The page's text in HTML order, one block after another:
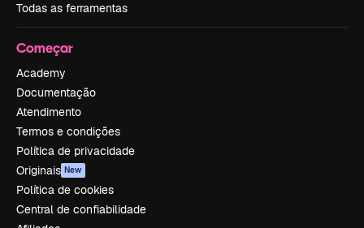
Todas as ferramentas
Começar
Academy
Documentação
Atendimento
Termos e condições
Política de privacidade
Originais New
Política de cookies
Central de confiabilidade